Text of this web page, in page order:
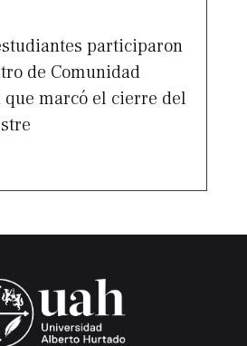
participaron
de Comunidad
marcó el cierre del